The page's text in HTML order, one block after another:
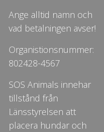
Ange alltid namn och
vad betalningen avser!
Organistionsnummer:
802428-4567
SOS Animals innehar
tillstånd från
Länsstyrelsen att
placera hundar och